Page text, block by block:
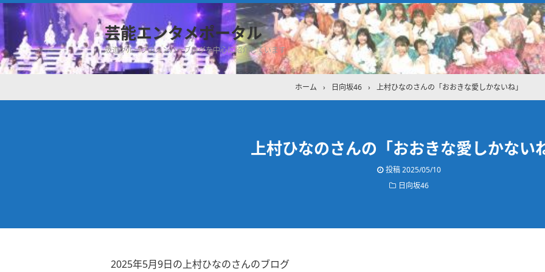
芸能エンタメポータル
坂道グループのメンバーブログを中心に紹介しています
ホーム › 日向坂46 › 上村ひなのさんの「おおきな愛しかないね」
上村ひなのさんの「おおきな愛しかない
投稿2025/05/10
日向坂46
2025年5月9日の上村ひなのさんのブログ